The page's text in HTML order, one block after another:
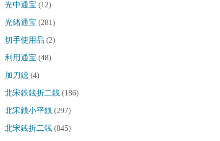
光中通宝 (12)
光緒通宝 (281)
切手使用品 (2)
利用通宝 (48)
加刀鐚 (4)
北宋鉄銭折二銭 (186)
北宋銭小平銭 (297)
北宋銭折二銭 (845)